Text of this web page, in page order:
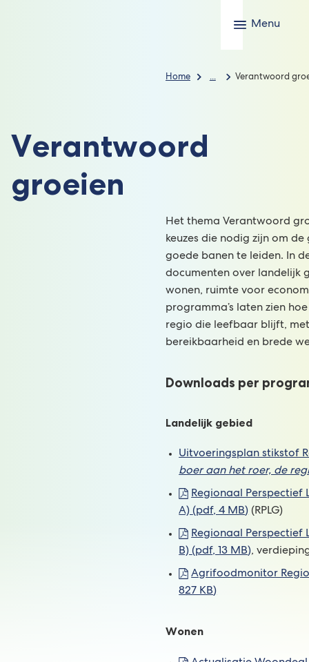
Menu
Home ... Verantwoord
Verantwoord
groeien
Het thema Verantwoord
keuzes die nodig zijn om
goede banen te leiden. In
documenten over landelijk
wonen, ruimte voor
programma’s laten zien
regio die leefbaar blijft,
bereikbaarheid en brede
Downloads per
Landelijk gebied
Uitvoeringsplan stikstof
boer aan het roer, de
Regionaal Perspectief
A)(pdf, 4 MB)(RPLG)
Regionaal Perspectief
B)(pdf, 13 MB),
Agrifoodmonitor
827 KB)
Wonen